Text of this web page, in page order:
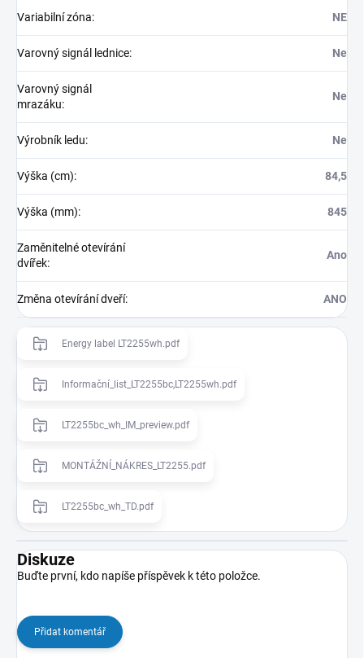
Variabilní zóna: NE
Varovný signál lednice: Ne
Varovný signál
mrazáku:
Ne
Výrobník ledu: Ne
Výška (cm): 84,5
Výška (mm): 845
Zaměnitelné otevírání
dvířek:
Ano
Změna otevírání dveří: ANO
Energy label LT2255wh.pdf
Informační_list_LT2255bc,LT2255wh.pdf
LT2255bc_wh_IM_preview.pdf
MONTÁŽNÍ_NÁKRES_LT2255.pdf
LT2255bc_wh_TD.pdf
Diskuze
Buďte první, kdo napíše příspěvek k této položce.
Přidat komentář